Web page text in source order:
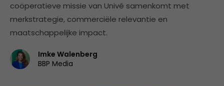
coöperatieve missie van Univé samenkomt met
merkstrategie, commerciële relevantie en
maatschappelijke impact.
Imke Walenberg
BBP Media